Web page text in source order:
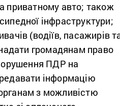
приватному авто; також
інфраструктури;
(водіїв, пасажирів
громадянам право
ПДР на
інформацію
з можливістю